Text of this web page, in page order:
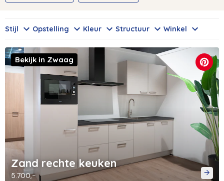
Stijl Opstelling Kleur Structuur Winkel
Zand rechte keuken
5.700,-
Bekijk in Zwaag